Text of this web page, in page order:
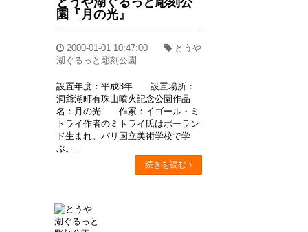
園『月の光』
2000-01-01 10:47:00
とうや
湖ぐるっと彫刻公園
設置年度：平成3年 設置場所：
洞爺湖町有珠山噴火記念公園作品
名：月の光 作家：イゴール・ミ
トライ作者のミトライ氏はポーラン
ド生まれ。パリ国立美術学校で学
ぶ。...
続きを読む